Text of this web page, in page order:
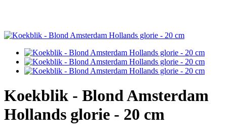
Koekblik - Blond Amsterdam
Hollands glorie - 20 cm